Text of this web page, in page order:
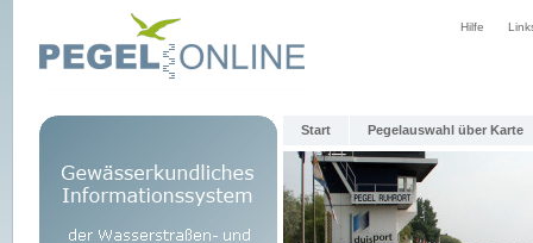
Hilfe
Start Pegelauswahl über Karte